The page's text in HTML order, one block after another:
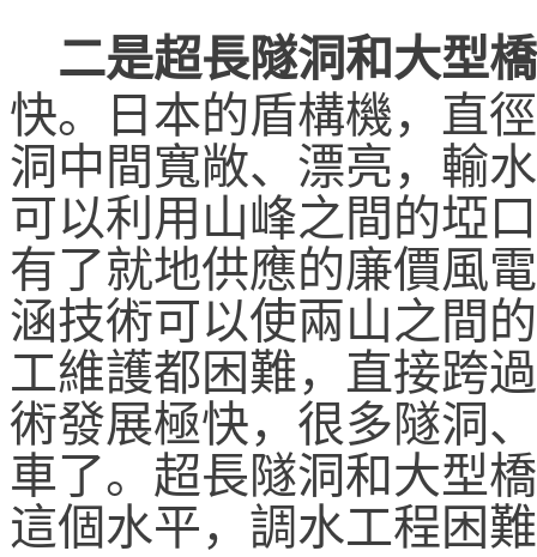
二是超長隧洞和大型
快。日本的盾構機，直
洞中間寬敞、漂亮，輸
可以利用山峰之間的埡
有了就地供應的廉價風
涵技術可以使兩山之間
工維護都困難，直接跨
術發展極快，很多隧洞
車了。超長隧洞和大型
這個水平，調水工程困